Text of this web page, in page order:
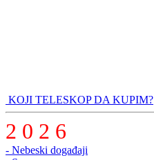
KOJI TELESKOP DA KUPIM?
2 0 2 6
- Nebeski događaji